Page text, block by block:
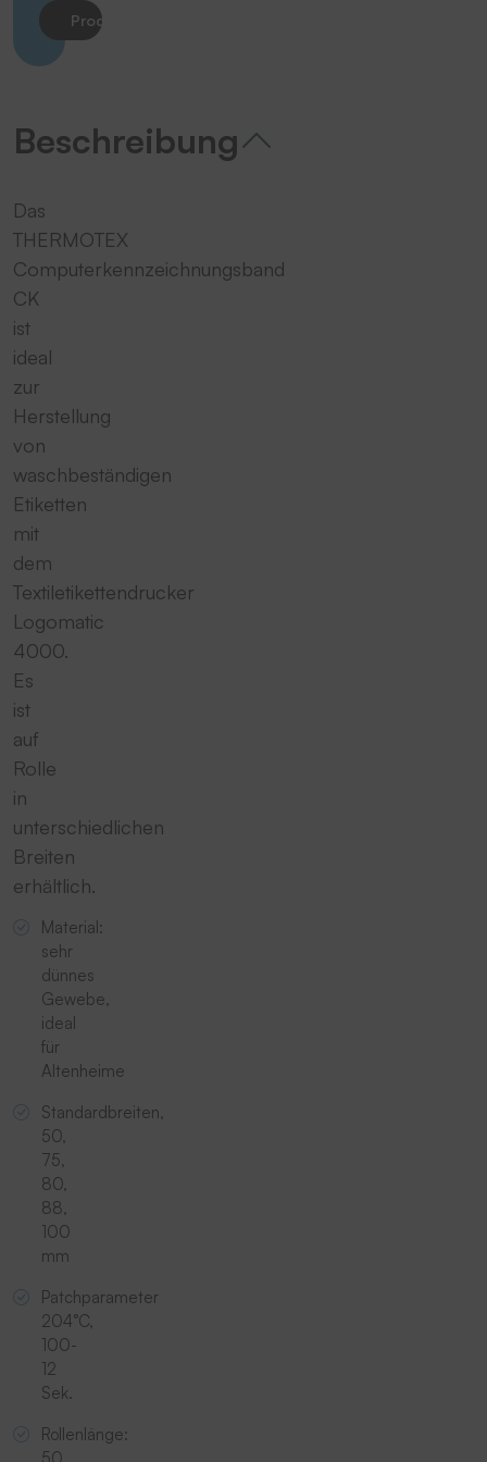
Produkt anfragen
Beschreibung
Das
THERMOTEX
Computerkennzeichnungsband
CK
ist
ideal
zur
Herstellung
von
waschbeständigen
Etiketten
mit
dem
Textiletikettendrucker
Logomatic
4000.
Es
ist
auf
Rolle
in
unterschiedlichen
Breiten
erhältlich.
Material:
sehr
dünnes
Gewebe,
ideal
für
Altenheime
Standardbreiten,
50,
75,
80,
88,
100
mm
Patchparameter
204°C,
100-
12
Sek.
Rollenlänge: